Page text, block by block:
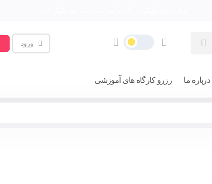
ورود
درباره ما رزرو کارگاه های آموزشی